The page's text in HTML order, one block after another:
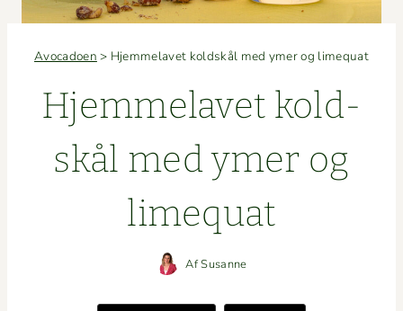
Avocadoen > Hjemmelavet koldskål med ymer og limequat
Hjem­melavet kold­
skål med ymer og
limequat
AfSusanne